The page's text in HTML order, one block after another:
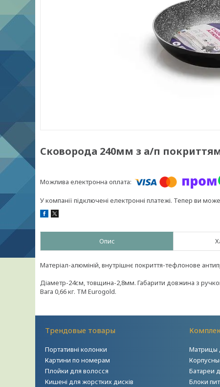
Сковорода 240мм з а/п
У компанії підключені електронні платежі. Тепер ви
Опис
Матеріал-алюміній, внутрішнє покриття-тефлонове
Діаметр-24см, товщина-2,8мм. Габарити довжина з
Вага 0,66 кг. ТМ Eurogold.
Трендовые товары
Портативні колонки
Картини по номерам
Плойки для волосся
Кишені для жорстких дисків
Матрицы
Батареи
Блоки